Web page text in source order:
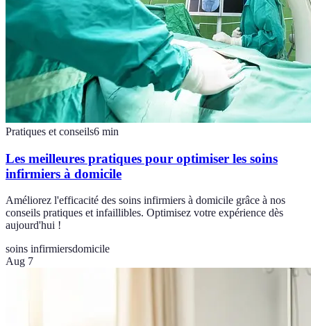
Pratiques et conseils6 min
Les meilleures pratiques pour optimiser les soins
infirmiers à domicile
Améliorez l'efficacité des soins infirmiers à domicile grâce à nos
conseils pratiques et infaillibles. Optimisez votre expérience dès
aujourd'hui !
soins infirmiersdomicile
Aug 7